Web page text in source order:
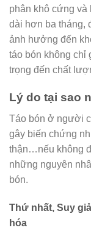
phân khô cứng và
dài hơn ba tháng,
ảnh hưởng đến
táo bón không chỉ
trọng đến chất
Lý do tại sao
Táo bón ở người
gây biến chứng
thận…nếu không
những nguyên
bón.
Thứ nhất, Suy
hóa